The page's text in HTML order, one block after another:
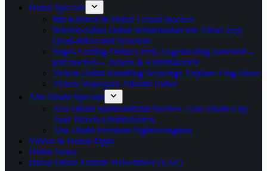
Dubai Specials
Mit Kindern in Dubai Urlaub machen
Wüsten-Safari Dubai Wüstensafari mit Allrad Jeep
Quad-Bikes und Scootern
Segel-Ausflug Dubai Creek Angelausflug Jumeirah –
jetzt buchen – Tickets & Eintrittskarten
Tickets Dubai Rundflug Seawings Airplane Flug Show
Tickets Waterpark Atlantis Dubai
Abu Dhabi Specials
Abu Dhabi Stadtrundfahrt buchen / Abu Dhabi City
Tour Tickets Eintrittskarten
Abu Dhabi Premium Sightseeingtour
Videos & Dubai-Tipps
Dubai News
Dubai Oman Emirate Reiseführer (VAE)